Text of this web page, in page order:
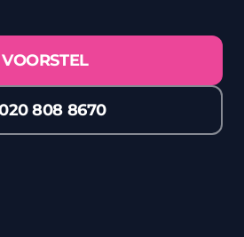
VOORSTEL
808 8670